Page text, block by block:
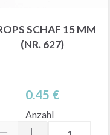
SCHAF 15 MM
(NR. 627)
0.45 €
Anzahl